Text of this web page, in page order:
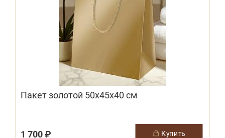
Пакет золотой 50х45х40 см
1 700 ₽ купить